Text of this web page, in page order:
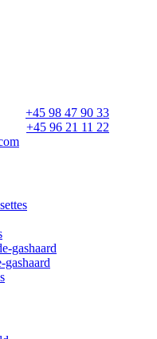
+45 98 47 90 33
+45 96 21 11 22
gashaard
gashaard